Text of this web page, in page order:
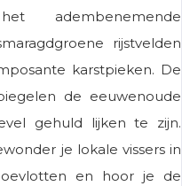
adembenemende
rijstvelden
karstpieken. De
de eeuwenoude
gehuld lijken te zijn.
je lokale vissers in
en hoor je de